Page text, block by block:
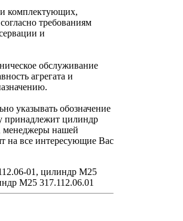
комплектующих,
требованиям
и
обслуживание
агрегата и
указывать обозначение
принадлежит цилиндр
менеджеры нашей
на все интересующие Вас
01, цилиндр М25
М25 317.112.06.01